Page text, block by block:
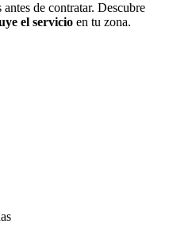
de contratar. Descubre
el servicio en tu zona.